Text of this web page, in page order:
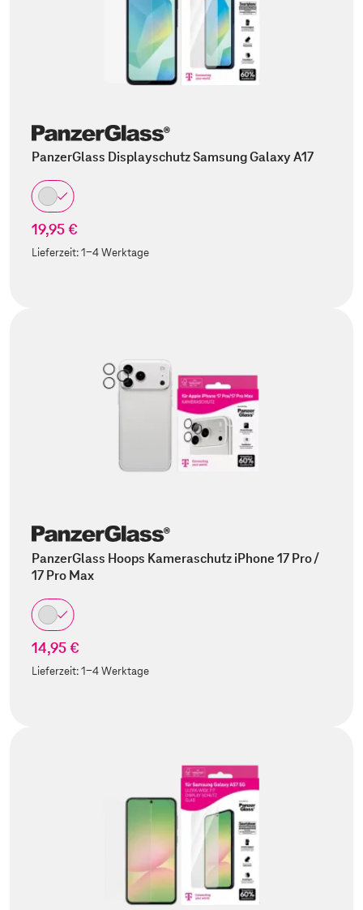
PanzerGlass Displayschutz Samsung Galaxy A17
19,95 €
Lieferzeit:1-4 Werktage
PanzerGlass Hoops Kameraschutz iPhone 17 Pro /
17 Pro Max
14,95 €
Lieferzeit:1-4 Werktage